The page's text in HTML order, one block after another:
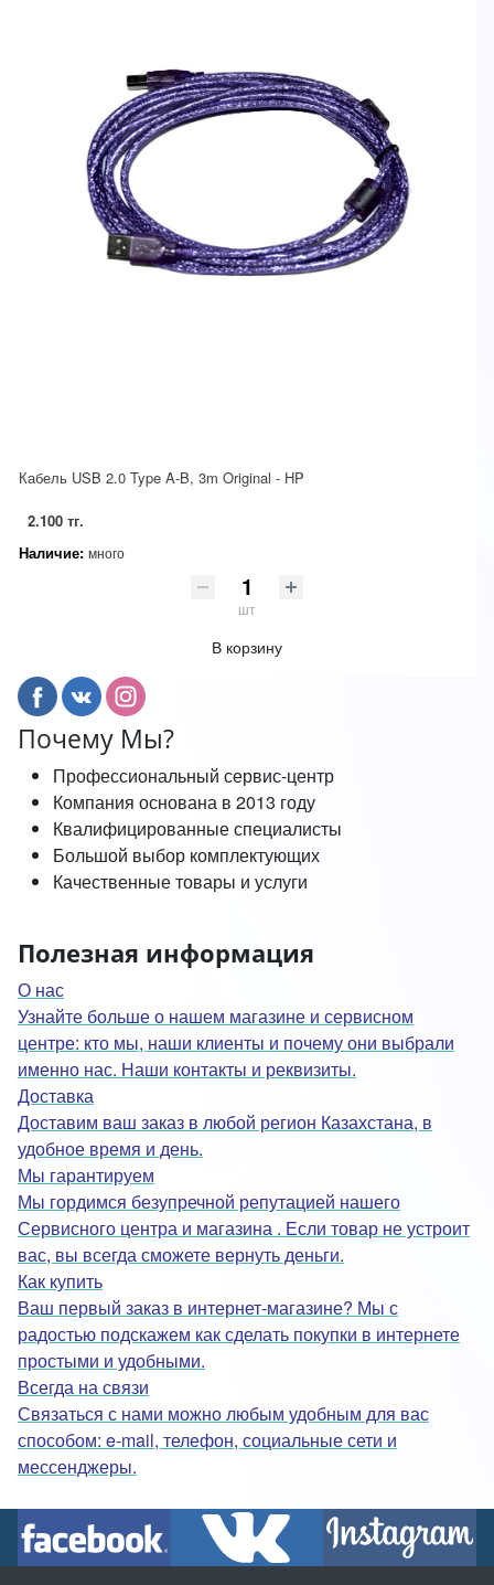
Кабель USB 2.0 Type A-B, 3m Original - HP
2.100 тг.
Наличие: много
шт
В корзину
Почему Мы?
Профессиональный сервис-центр
Компания основана в 2013 году
Квалифицированные специалисты
Большой выбор комплектующих
Качественные товары и услуги
Полезная информация
О нас
Узнайте больше о нашем магазине и сервисном
центре: кто мы, наши клиенты и почему они выбрали
именно нас. Наши контакты и реквизиты.
Доставка
Доставим ваш заказ в любой регион Казахстана, в
удобное время и день.
Мы гарантируем
Мы гордимся безупречной репутацией нашего
Сервисного центра и магазина . Если товар не устроит
вас, вы всегда сможете вернуть деньги.
Как купить
Ваш первый заказ в интернет-магазине? Мы с
радостью подскажем как сделать покупки в интернете
простыми и удобными.
Всегда на связи
Связаться с нами можно любым удобным для вас
способом: e-mail, телефон, социальные сети и
мессенджеры.